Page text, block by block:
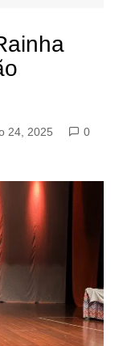
24, 2025
0